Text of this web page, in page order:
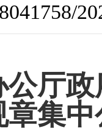
公厅
章集